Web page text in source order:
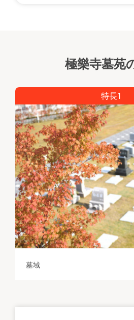
極樂寺墓苑
特長1
墓域